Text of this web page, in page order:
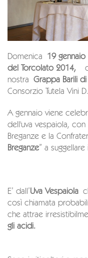
Domenica 19 gennaio
del Torcolato 2014,
nostra Grappa Barili
Consorzio Tutela Vini
A gennaio viene
dell'uva vespaiola,
Breganze e la
Breganze” a
E’ dall’Uva Vespaiola
così chiamata
che attrae
gli acidi.